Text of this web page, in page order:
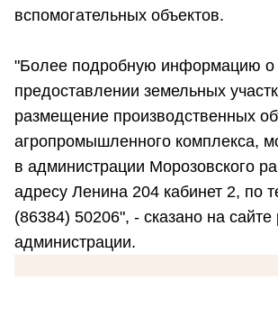
вспомогательных объектов.
"Более подробную информацию о
предоставлении земельных
размещение производственных
агропромышленного комплекса,
в администрации Морозовского
адресу Ленина 204 кабинет 2, по
(86384) 50206", - сказано на сайте
администрации.